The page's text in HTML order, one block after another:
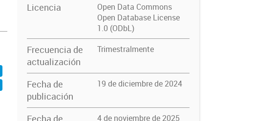
Licencia
Open Data Commons
Open Database License
1.0 (ODbL)
Frecuencia de
actualización
Trimestralmente
Fecha de
publicación
19 de diciembre de 2024
Fecha de
4 de noviembre de 2025